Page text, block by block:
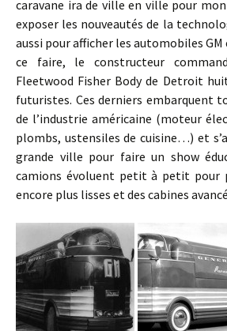
caravane ira de ville en ville pour
exposer les nouveautés de la
aussi pour afficher les automobiles
ce faire, le constructeur
Fleetwood Fisher Body de Detroit
futuristes. Ces derniers embarquent
de l’industrie américaine (moteur
plombs, ustensiles de cuisine…) et
grande ville pour faire un show
camions évoluent petit à petit pour
encore plus lisses et des cabines